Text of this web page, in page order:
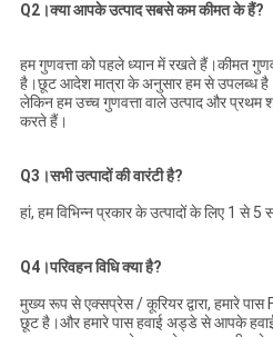
Q2।क्या आपके उत्पाद सबसे कम कीमत के हैं?
हम गुणवत्ता को पहले ध्यान में रखते हैं।कीमत
है।छूट आदेश मात्रा के अनुसार हम से उपलब्ध
लेकिन हम उच्च गुणवत्ता वाले उत्पाद और प्रथम
करते हैं।
Q3।सभी उत्पादों की वारंटी है?
हां, हम विभिन्न प्रकार के उत्पादों के लिए 1 से 5
Q4।परिवहन विधि क्या है?
मुख्य रूप से एक्सप्रेस / कूरियर द्वारा, हमारे
छूट है।और हमारे पास हवाई अड्डे से आपके